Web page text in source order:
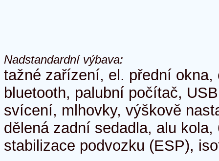
Nadstandardní výbava:
tažné zařízení, el. přední okna,
bluetooth, palubní počítač,
svícení, mlhovky, výškově
dělená zadní sedadla, alu kola,
stabilizace podvozku (ESP),